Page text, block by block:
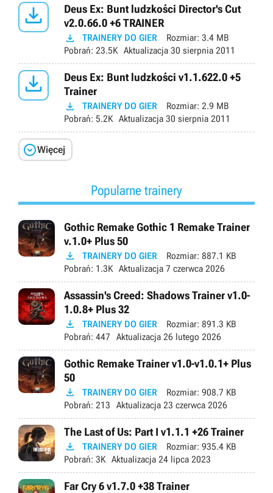

Deus Ex: Bunt ludzkości Director's Cut
v2.0.66.0 +6 TRAINER
 TRAINERY DO GIER Rozmiar: 3.4 MB
Pobrań: 23.5K Aktualizacja 30 sierpnia 2011

Deus Ex: Bunt ludzkości v1.1.622.0 +5
Trainer
 TRAINERY DO GIER Rozmiar: 2.9 MB
Pobrań: 5.2K Aktualizacja 30 sierpnia 2011
Więcej
Popularne trainery
Gothic Remake Gothic 1 Remake Trainer
v.1.0+ Plus 50
 TRAINERY DO GIER Rozmiar: 887.1 KB
Pobrań: 1.3K Aktualizacja 7 czerwca 2026
Assassin's Creed: Shadows Trainer v1.0-
1.0.8+ Plus 32
 TRAINERY DO GIER Rozmiar: 891.3 KB
Pobrań: 447 Aktualizacja 26 lutego 2026
Gothic Remake Trainer v1.0-v1.0.1+ Plus
50
 TRAINERY DO GIER Rozmiar: 908.7 KB
Pobrań: 213 Aktualizacja 23 czerwca 2026
The Last of Us: Part I v1.1.1 +26 Trainer
 TRAINERY DO GIER Rozmiar: 935.4 KB
Pobrań: 3K Aktualizacja 24 lipca 2023
Far Cry 6 v1.7.0 +38 Trainer